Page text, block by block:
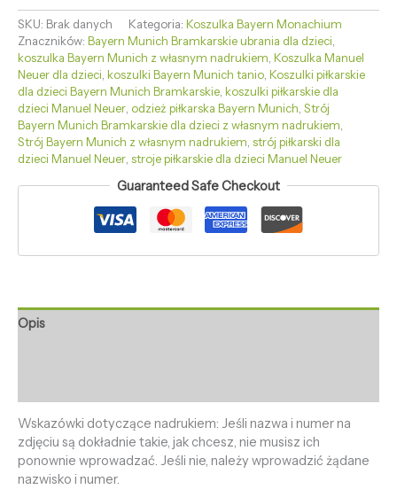
SKU: Brak danych Kategoria: Koszulka Bayern Monachium
Znaczników: Bayern Munich Bramkarskie ubrania dla dzieci
koszulka Bayern Munich z własnym nadrukiem Koszulka Manuel
Neuer dla dzieci koszulki Bayern Munich tanio Koszulki piłkarskie
dla dzieci Bayern Munich Bramkarskie koszulki piłkarskie dla
dzieci Manuel Neuer odzież piłkarska Bayern Munich Strój
Bayern Munich Bramkarskie dla dzieci z własnym nadrukiem
Strój Bayern Munich z własnym nadrukiem strój piłkarski dla
dzieci Manuel Neuer stroje piłkarskie dla dzieci Manuel Neuer
Guaranteed Safe Checkout
Opis
Wskazówki dotyczące nadrukiem: Jeśli nazwa i numer na
zdjęciu są dokładnie takie, jak chcesz, nie musisz ich
ponownie wprowadzać. Jeśli nie, należy wprowadzić żądane
nazwisko i numer.